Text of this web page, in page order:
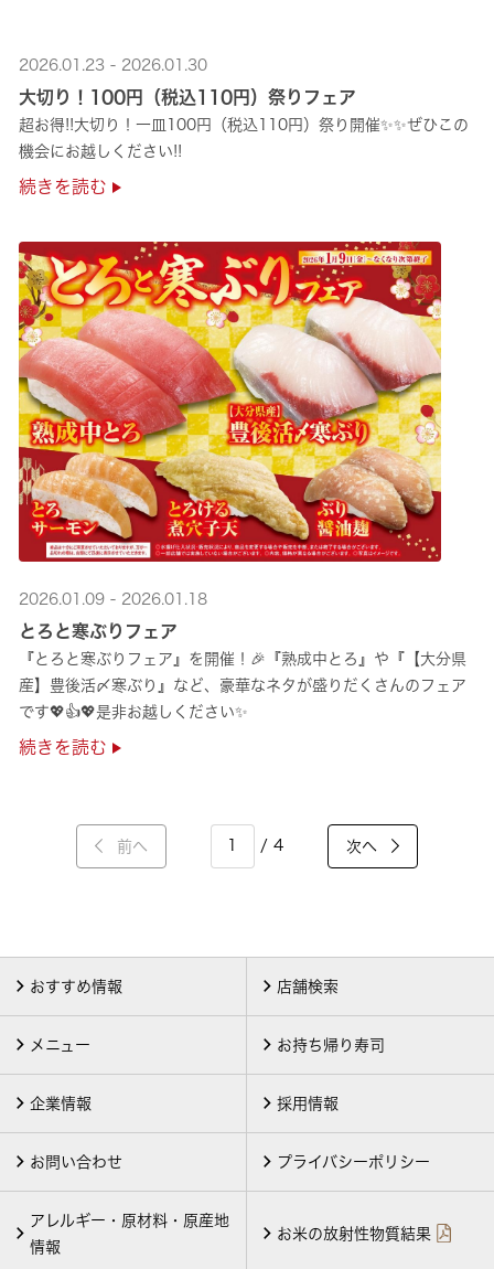
2026.01.23 - 2026.01.30
大切り！100円（税込110円）祭りフェア
超お得!!大切り！一皿100円（税込110円）祭り開催✨✨ぜひこの
機会にお越しください!!
続きを読む
2026.01.09 - 2026.01.18
とろと寒ぶりフェア
『とろと寒ぶりフェア』を開催！🎉『熟成中とろ』や『【大分県
産】豊後活〆寒ぶり』など、豪華なネタが盛りだくさんのフェア
です💖👍💖是非お越しください✨
続きを読む
前へ / 4 次へ
おすすめ情報 店舗検索
メニュー お持ち帰り寿司
企業情報 採用情報
お問い合わせ プライバシーポリシー
アレルギー・原材料・原産地
情報
お米の放射性物質結果